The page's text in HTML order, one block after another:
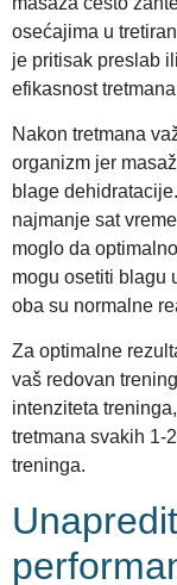
osećajima u
je pritisak preslab
efikasnost
Nakon tretmana
organizm jer
blage
najmanje sat
moglo da
mogu osetiti blagu
oba su normalne
Za optimalne
vaš redovan
intenziteta
tretmana svakih 1-
treninga.